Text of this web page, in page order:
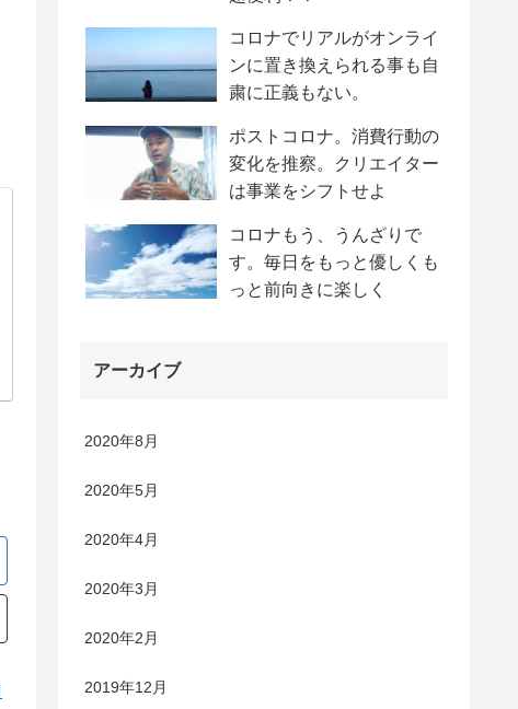
コロナでリアルがオンライ
ンに置き換えられる事も自
粛に正義もない。
ポストコロナ。消費行動の
変化を推察。クリエイター
は事業をシフトせよ
コロナもう、うんざりで
す。毎日をもっと優しくも
っと前向きに楽しく
アーカイブ
2020年8月
2020年5月
2020年4月
2020年3月
2020年2月
2019年12月